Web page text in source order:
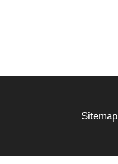
Sitemap